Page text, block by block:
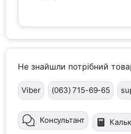
Не знайшли потрібний
Viber (063) 715-69-65
Консультант